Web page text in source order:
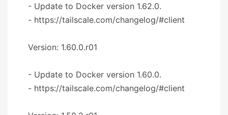
- Update to Docker version 1.62.0.
- https://tailscale.com/changelog/#client
Version: 1.60.0.r01
- Update to Docker version 1.60.0.
- https://tailscale.com/changelog/#client